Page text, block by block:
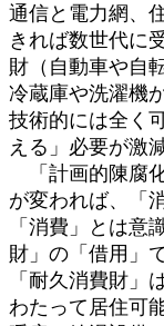
通信と電力網、
きれば数世代に
財（自動車や自
冷蔵庫や洗濯機
技術的には全く
える」必要が激
「計画的陳腐
が変われば、「
「消費」とは意
財」の「借用」
「耐久消費財」
わたって居住可